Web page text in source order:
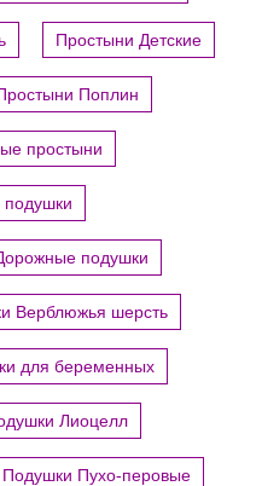
Простыни Детские
Поплин
простыни
подушки
подушки
Верблюжья шерсть
для беременных
Лиоцелл
Подушки Пухо-перовые